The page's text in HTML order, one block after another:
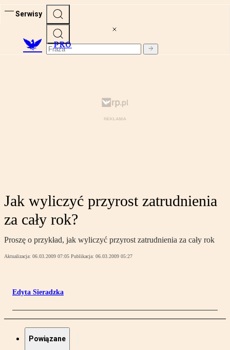
Serwisy
PRO
Jak wyliczyć przyrost zatrudnienia
za cały rok?
Proszę o przykład, jak wyliczyć przyrost zatrudnienia za cały rok
Aktualizacja: 06.03.2009 07:05 Publikacja: 06.03.2009 05:27
Edyta Sieradzka
Powiązane